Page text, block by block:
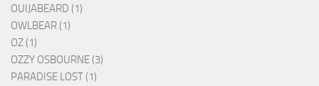
OUIJABEARD (1)
OWLBEAR (1)
OZ (1)
OZZY OSBOURNE (3)
PARADISE LOST (1)